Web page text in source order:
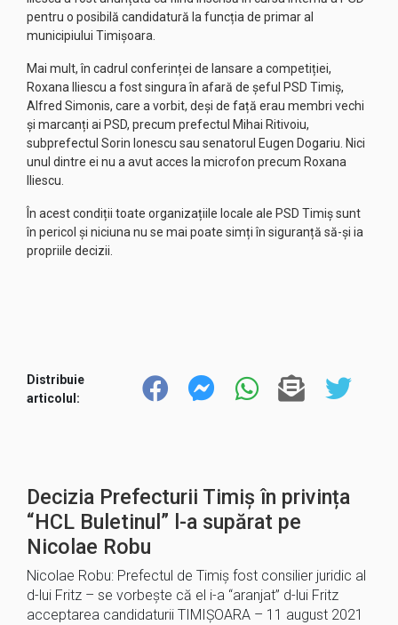
pentru o posibilă candidatură la funcția de primar al
municipiului Timișoara.
Mai mult, în cadrul conferinței de lansare a competiției,
Roxana Iliescu a fost singura în afară de șeful PSD Timiș,
Alfred Simonis, care a vorbit, deși de față erau membri vechi
și marcanți ai PSD, precum prefectul Mihai Ritivoiu,
subprefectul Sorin Ionescu sau senatorul Eugen Dogariu. Nici
unul dintre ei nu a avut acces la microfon precum Roxana
Iliescu.
În acest condiții toate organizațiile locale ale PSD Timiș sunt
în pericol și niciuna nu se mai poate simți în siguranță să-și ia
propriile decizii.
Distribuie
articolul:
Decizia Prefecturii Timiș în privința
“HCL Buletinul” l-a supărat pe
Nicolae Robu
Nicolae Robu: Prefectul de Timiș fost consilier juridic al
d-lui Fritz – se vorbește că el i-a “aranjat” d-lui Fritz
acceptarea candidaturii TIMIȘOARA – 11 august 2021